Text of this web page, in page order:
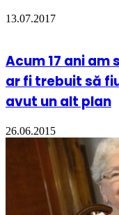
13.07.2017
Acum 17 ani
ar fi trebuit să
avut un alt plan
26.06.2015